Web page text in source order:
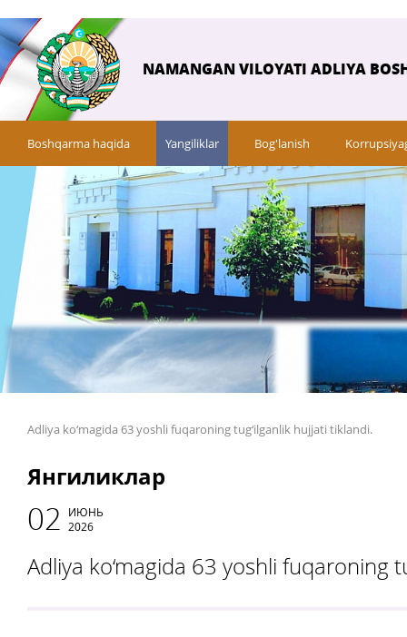
NAMANGAN VILOYATI ADLIYA
Boshqarma haqida Yangiliklar Bog'lanish
Adliya ko‘magida 63 yoshli fuqaroning tug‘ilganlik hujjati tiklandi.
Янгиликлар
02 ИЮНЬ
2026
Adliya ko‘magida 63 yoshli fuqaroning